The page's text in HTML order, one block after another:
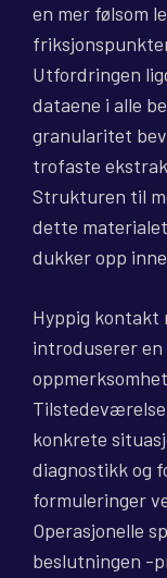
en mer følsom
Utfordringen
dataene i alle
granularitet
trofaste
Strukturen til
dette
dukker opp
Hyppig
introduserer
konkrete
diagnostikk og
formuleringer
Operasjonelle
beslutningen -